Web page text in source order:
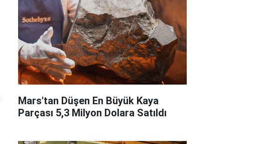
Mars'tan Düşen En Büyük Kaya
Parçası 5,3 Milyon Dolara Satıldı